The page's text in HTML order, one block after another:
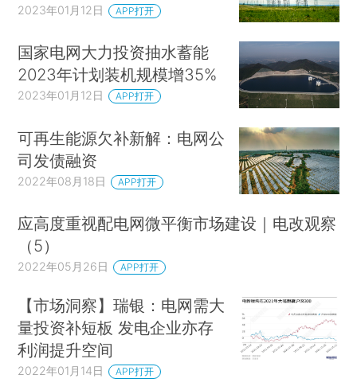
2023年01月12日 APP打开
国家电网大力投资抽水蓄能
2023年计划装机规模增35%
2023年01月12日 APP打开
可再生能源欠补新解：电网公
司发债融资
2022年08月18日 APP打开
应高度重视配电网微平衡市场建设｜电改观察
（5）
2022年05月26日 APP打开
【市场洞察】瑞银：电网需大
量投资补短板 发电企业亦存
利润提升空间
2022年01月14日 APP打开